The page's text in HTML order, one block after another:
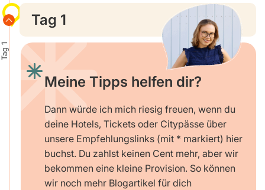
Tag 1
Tag 1
Meine Tipps helfen dir?
Dann würde ich mich riesig freuen, wenn du
deine Hotels, Tickets oder Citypässe über
unsere Empfehlungslinks (mit * markiert) hier
buchst. Du zahlst keinen Cent mehr, aber wir
bekommen eine kleine Provision. So können
wir noch mehr Blogartikel für dich